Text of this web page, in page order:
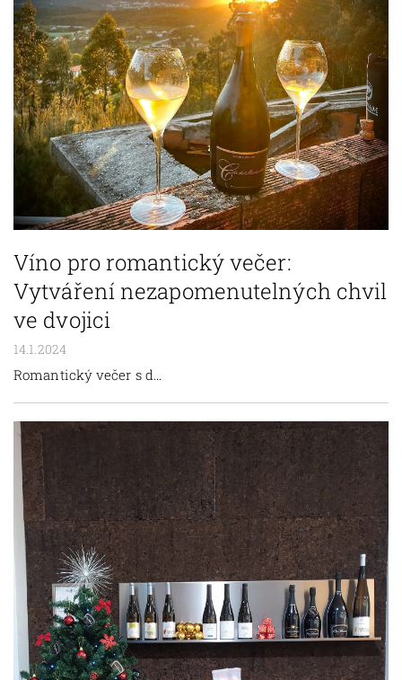
Víno pro romantický večer:
Vytváření nezapomenutelných chvil
ve dvojici
14.1.2024
Romantický večer s d...